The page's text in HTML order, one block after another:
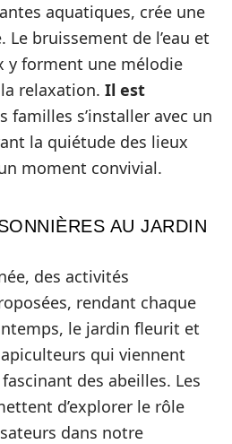
aquatiques, crée une
Le bruissement de l’eau et
y forment une mélodie
relaxation. Il est
familles s’installer avec un
la quiétude des lieux
moment convivial.
AU JARDIN
des activités
rendant chaque
le jardin fleurit et
qui viennent
des abeilles. Les
d’explorer le rôle
dans notre